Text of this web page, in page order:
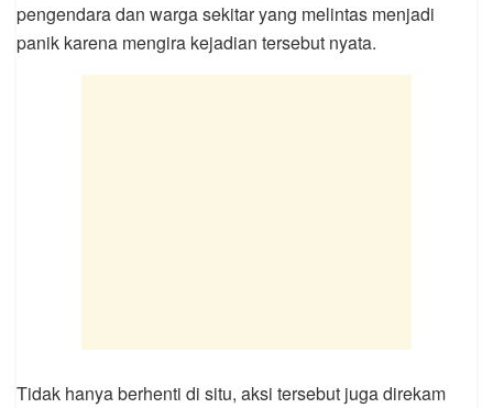
pengendara dan warga sekitar yang melintas menjadi
panik karena mengira kejadian tersebut nyata.
Tidak hanya berhenti di situ, aksi tersebut juga direkam